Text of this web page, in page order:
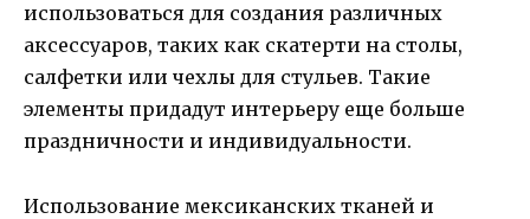
использоваться для создания различных
аксессуаров, таких как скатерти на столы,
салфетки или чехлы для стульев. Такие
элементы придадут интерьеру еще больше
праздничности и индивидуальности.
Использование мексиканских тканей и